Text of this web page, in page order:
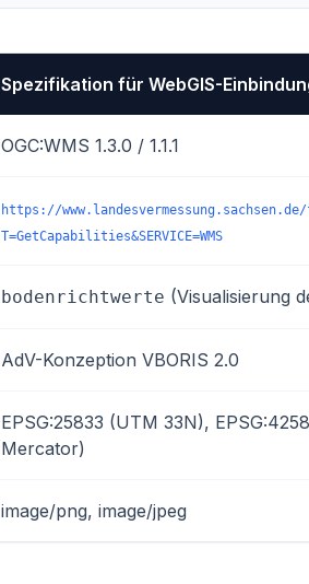
Spezifikation für WebGIS-
OGC:WMS 1.3.0 / 1.1.1
https://
T=GetCapabilities&SERVICE=WMS
bodenrichtwerte (Visualisierung
AdV-Konzeption VBORIS 2.0
EPSG:25833 (UTM 33N),
Mercator)
image/png, image/jpeg